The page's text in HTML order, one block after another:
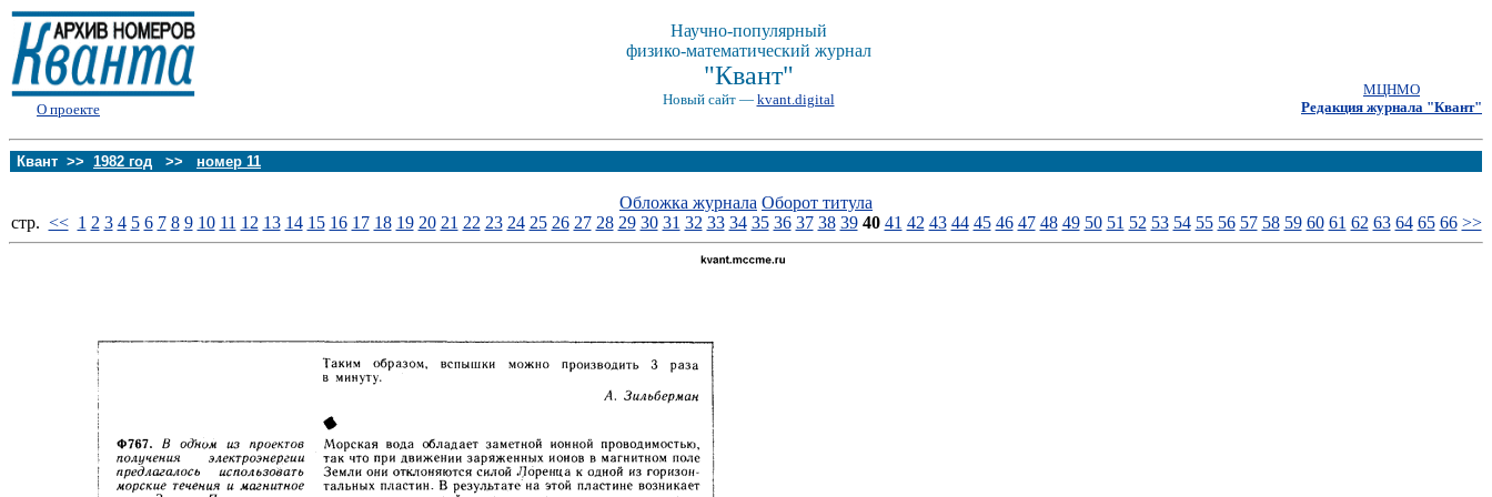
О проекте
Научно-популярный
физико-математический журнал
"Квант"
Новый сайт — kvant.digital
МЦНМО
Редакция журнала "Квант"
Квант >> 1982 год >> номер 11
Обложка журнала Оборот титула
стp. << 1 2 3 4 5 6 7 8 9 10 11 12 13 14 15 16 17 18 19 20 21 22 23 24 25 26 27 28 29 30 31 32 33 34 35 36 37 38 39 40 41 42 43 44 45 46 47 48 49 50 51 52 53 54 55 56 57 58 59 60 61 62 63 64 65 66 >>